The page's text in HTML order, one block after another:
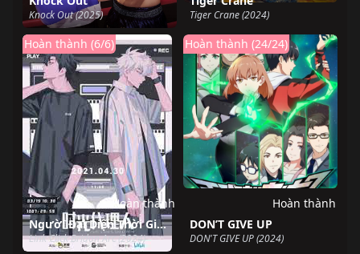
Knock Out (2025) Tiger Crane (2024)
Người Đại Diện Thời Gian Season 3 Yingdu
Link Click Bridon Arc (2024)
Hoàn thành (6/6)
Hoàn thành
DON’T GIVE UP
DON'T GIVE UP (2024)
Hoàn thành (24/24)
Hoàn thành